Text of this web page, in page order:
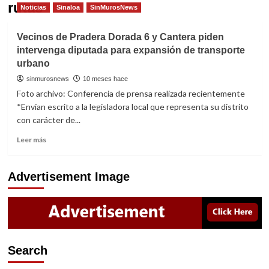
rutas
Noticias Sinaloa SinMurosNews
Vecinos de Pradera Dorada 6 y Cantera piden
intervenga diputada para expansión de transporte
urbano
sinmurosnews 10 meses hace
Foto archivo: Conferencia de prensa realizada recientemente
*Envían escrito a la legisladora local que representa su distrito
con carácter de...
Leer másRead
Vecinos
de
Pradera
Dorada
6
y
piden
Advertisement Image
Search